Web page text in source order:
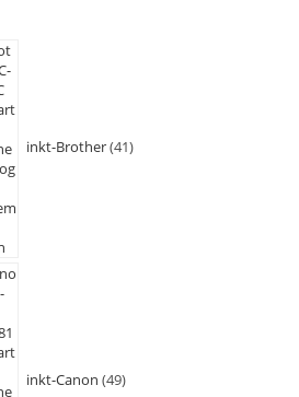
inkt-Brother 41
inkt-Canon 49